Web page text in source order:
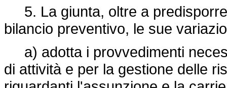
5. La giunta, oltre a
bilancio preventivo, le sue
a) adotta i provvedimenti
di attività e per la gestione delle